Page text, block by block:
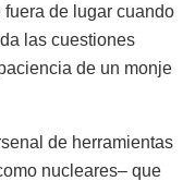
de lugar cuando
las cuestiones
de un monje
de herramientas
nucleares– que